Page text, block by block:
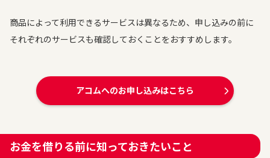
商品によって利用できるサービスは異なるため、申し込みの前に
それぞれのサービスも確認しておくことをおすすめします。
アコムへのお申し込みはこちら
お金を借りる前に知っておきたいこと